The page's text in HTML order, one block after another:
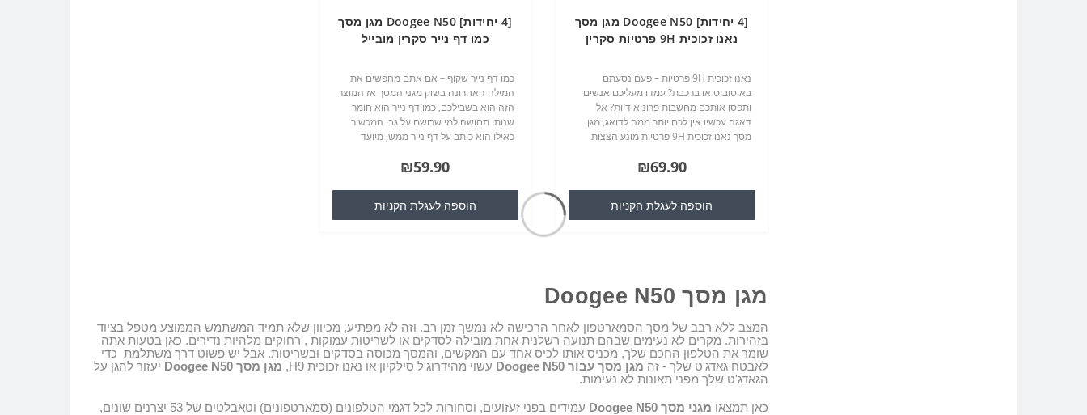
[4 יחידות] Doogee N50 מגן מסך
נאנו זכוכית 9H פרטיות סקרין
נאנו זכוכית 9H פרטיות – פעם נסעתם
באוטובוס או ברכבת? עמדו מעליכם אנשים
ותפסו אותכם מחשבות פרונואידיות? אל
דאגה עכשיו אין לכם יותר ממה לדואג, מגן
מסך נאנו זכוכית 9H פרטיות מונע הצצות
₪69.90
הוספה לעגלת הקניות
[4 יחידות] Doogee N50 מגן מסך
כמו דף נייר סקרין מובייל
כמו דף נייר שקוף – אם אתם מחפשים את
המילה האחרונה בשוק מגני המסך אז המוצר
הזה הוא בשבילכם, כמו דף נייר הוא חומר
שנותן תחושה למי שרושם על גבי המכשיר
כאילו הוא כותב על דף נייר ממש, מיועד
שמגיע מהיצרן שלהם, מונע שריטו..
₪59.90
הוספה לעגלת הקניות
מגן מסך Doogee N50
המצב ללא רבב של מסך הסמארטפון לאחר הרכישה לא נמשך זמן רב. וזה לא מפתיע, מכיוון שלא תמיד המשתמש הממוצע מטפל בציוד
בזהירות. מקרים לא נעימים שבהם תנועה רשלנית אחת מובילה לסדקים או לשריטות עמוקות , רחוקים מלהיות נדירים. כאן בטעות אתה
שומר את הטלפון החכם שלך, מכניס אותו לכיס אחד עם המקשים, והמסך מכוסה בסדקים ובשריטות.אבל יש פשוט דרך משתלמת כדי
לאבטח גאדג'ט שלך - זה מגן מסך עבורDoogee N50 עשוי מהידרוג'ל סילקיון או נאנו זכוכית 9 H
, מגן מסךDoogee N50 יעזור להגן על
הגאדג'ט שלך מפני תאונות לא נעימות.
כאן תמצאו מגני מסךDoogee N50 עמידים בפני זעזועים,
וסחורות לכל דגמי הטלפונים (סמארטפונים) וטאבלטים של 53 יצרנים שונים,